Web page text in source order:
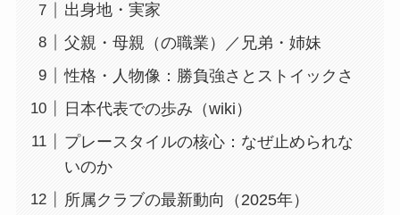
出身地・実家
父親・母親（の職業）／兄弟・姉妹
性格・人物像：勝負強さとストイックさ
日本代表での歩み（wiki）
プレースタイルの核心：なぜ止められな
いのか
所属クラブの最新動向（2025年）